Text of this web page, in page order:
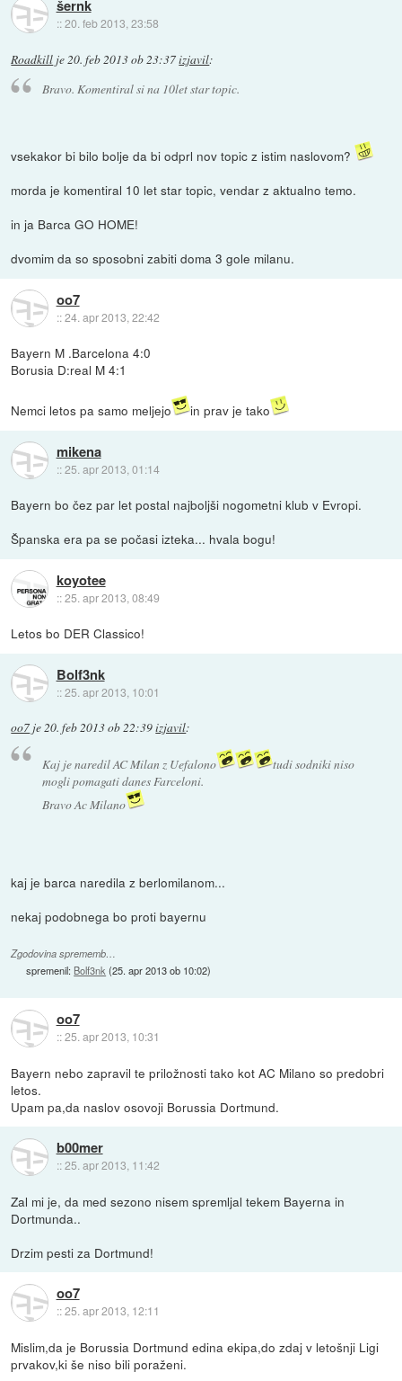
šernk
::20. feb 2013, 23:58
Roadkill je20. feb 2013 ob 23:37izjavil:
Bravo. Komentiral si na 10let star topic.
vsekakor bi bilo bolje da bi odprl nov topic z istim naslovom?
morda je komentiral 10 let star topic, vendar z aktualno temo.
in ja Barca GO HOME!
dvomim da so sposobni zabiti doma 3 gole milanu.
oo7
::24. apr 2013, 22:42
Bayern M .Barcelona 4:0
Borusia D:real M 4:1
Nemci letos pa samo meljejo in prav je tako
mikena
::25. apr 2013, 01:14
Bayern bo čez par let postal najboljši nogometni klub v Evropi.
Španska era pa se počasi izteka... hvala bogu!
koyotee
::25. apr 2013, 08:49
Letos bo DER Classico!
Bolf3nk
::25. apr 2013, 10:01
oo7 je20. feb 2013 ob 22:39izjavil:
Kaj je naredil AC Milan z Uefalono
tudi sodniki niso
mogli pomagati danes Farceloni.
Bravo Ac Milano
kaj je barca naredila z berlomilanom...
nekaj podobnega bo proti bayernu
Zgodovina sprememb…
spremenil: Bolf3nk (25. apr 2013 ob 10:02)
oo7
::25. apr 2013, 10:31
Bayern nebo zapravil te priložnosti tako kot AC Milano so predobri
letos.
Upam pa,da naslov osovoji Borussia Dortmund.
b00mer
::25. apr 2013, 11:42
Zal mi je, da med sezono nisem spremljal tekem Bayerna in
Dortmunda..
Drzim pesti za Dortmund!
oo7
::25. apr 2013, 12:11
Mislim,da je Borussia Dortmund edina ekipa,do zdaj v letošnji Ligi
prvakov,ki še niso bili poraženi.